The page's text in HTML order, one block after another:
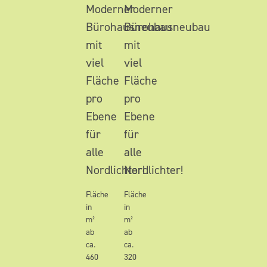
Moderner
Bürohausneubau
mit
viel
Fläche
pro
Ebene
für
alle
Nordlichter!
Fläche
in
m²
ab
ca.
460
Moderner
Bürohausneubau
mit
viel
Fläche
pro
Ebene
für
alle
Nordlichter!
Fläche
in
m²
ab
ca.
320